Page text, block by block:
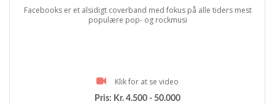
Facebooks er et alsidigt coverband med fokus på alle tiders mest
populære pop- og rockmusi
Klik for at se video
Pris: Kr. 4.500 - 50.000